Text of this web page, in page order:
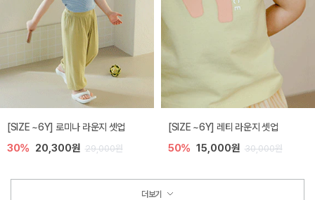
[SIZE ~6Y] 로미나 라운지 셋업
30% 20,300원 29,000원
[SIZE ~6Y] 레티 라운지 셋업
50% 15,000원 30,000원
더보기